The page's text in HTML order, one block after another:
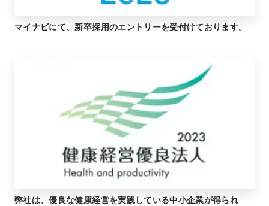
マイナビにて、新卒採用のエントリーを受付けております。
弊社は、優良な健康経営を実践している中小企業が得られ